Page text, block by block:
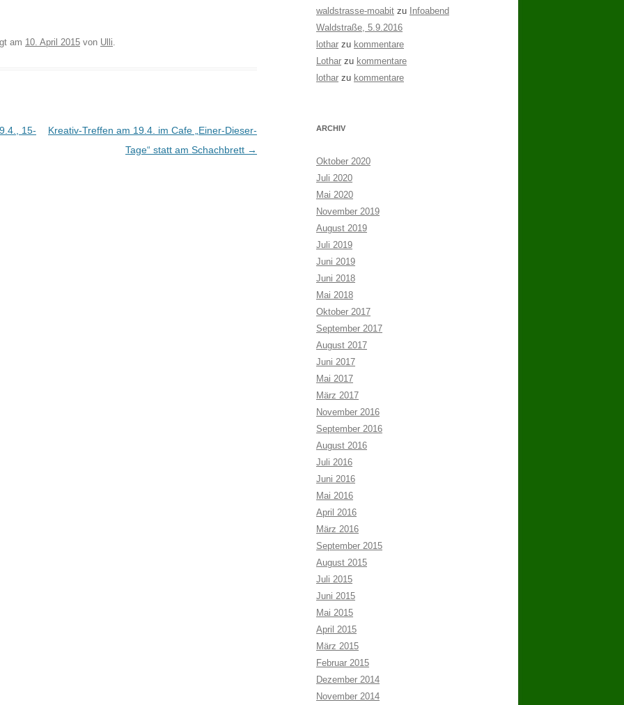
am 10. April 2015 von Ulli.
15-
Kreativ-Treffen am 19.4. im Cafe „Einer-Dieser-
Tage“ statt am Schachbrett →
waldstrasse-moabit zu Infoabend
Waldstraße, 5.9.2016
lothar zu kommentare
Lothar zu kommentare
lothar zu kommentare
ARCHIV
Oktober 2020
Juli 2020
Mai 2020
November 2019
August 2019
Juli 2019
Juni 2019
Juni 2018
Mai 2018
Oktober 2017
September 2017
August 2017
Juni 2017
Mai 2017
März 2017
November 2016
September 2016
August 2016
Juli 2016
Juni 2016
Mai 2016
April 2016
März 2016
September 2015
August 2015
Juli 2015
Juni 2015
Mai 2015
April 2015
März 2015
Februar 2015
Dezember 2014
November 2014